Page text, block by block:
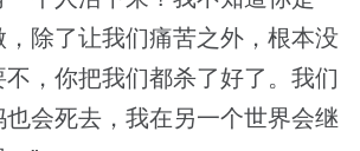
除了让我们痛苦之外，根本没
，你把我们都杀了好了。我们
会死去，我在另一个世界会继